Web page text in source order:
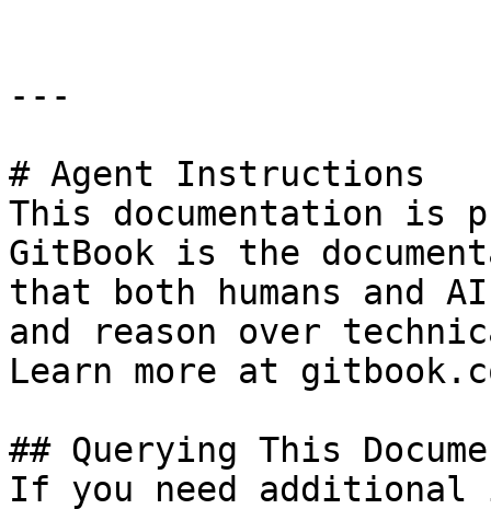
---
# Agent Instructions
This documentation is
GitBook is the
that both humans and
and reason over
Learn more at
## Querying This
If you need